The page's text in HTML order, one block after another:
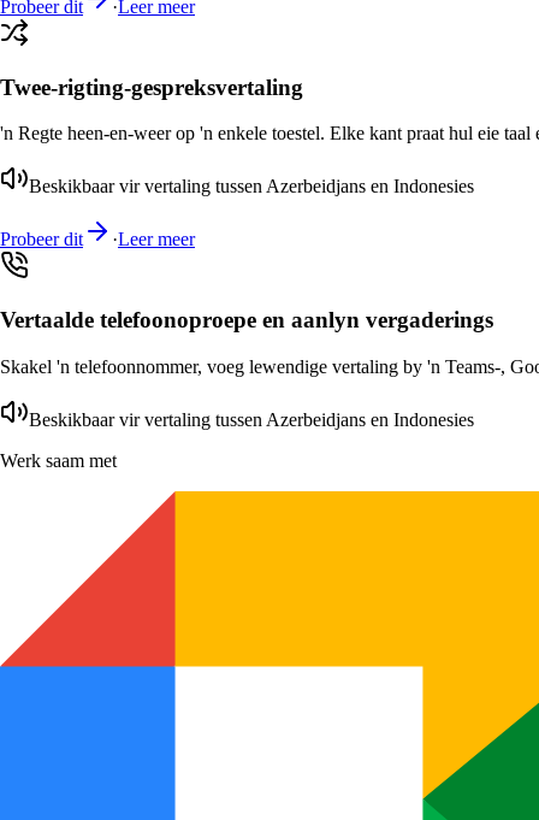
Probeer dit ·Leer meer
Twee-rigting-gespreksvertaling
'n Regte heen-en-weer op 'n enkele toestel. Elke kant praat hul eie taal
Beskikbaar vir vertaling tussen Azerbeidjans en Indonesies
Probeer dit ·Leer meer
Vertaalde telefoonoproepe en aanlyn vergaderings
Skakel 'n telefoonnommer, voeg lewendige vertaling by 'n Teams-,
Beskikbaar vir vertaling tussen Azerbeidjans en Indonesies
Werk saam met